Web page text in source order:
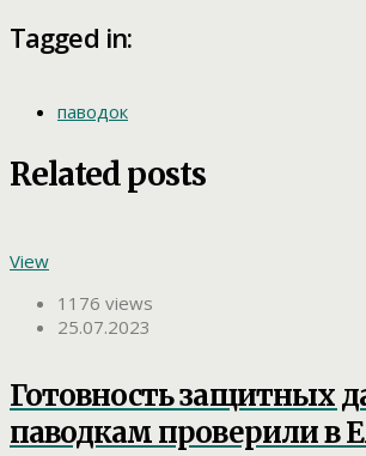
Tagged in:
паводок
Related posts
View
1176 views
25.07.2023
Готовность защитных
паводкам проверили в